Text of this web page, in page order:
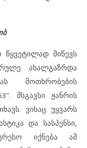
წყვეტილად მიწევს
ახალგაზრდა
მოთხრობების
მსგავსი ჟანრის
ვისაც უყვარს
და სასპენსი,
იქნება ამ